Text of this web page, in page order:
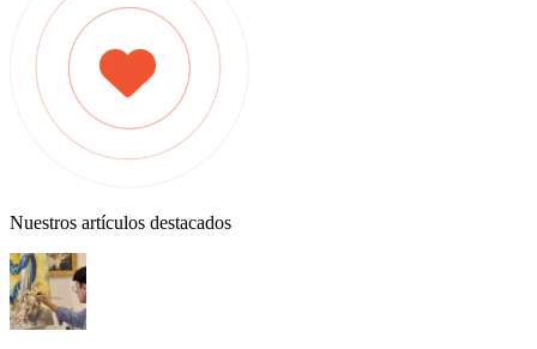
Nuestros artículos destacados